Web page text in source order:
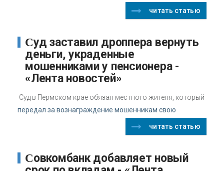
читать статью
Суд заставил дроппера вернуть
деньги, украденные
мошенниками у пенсионера -
«Лента новостей»
Суд в Пермском крае обязал местного жителя, который
передал за вознаграждение мошенникам свою
читать статью
Совкомбанк добавляет новый